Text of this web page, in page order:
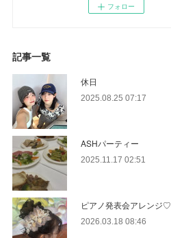
フォロー
記事一覧
休日
2025.08.25 07:17
ASHパーティー
2025.11.17 02:51
ピアノ発表会アレンジ♡
2026.03.18 08:46